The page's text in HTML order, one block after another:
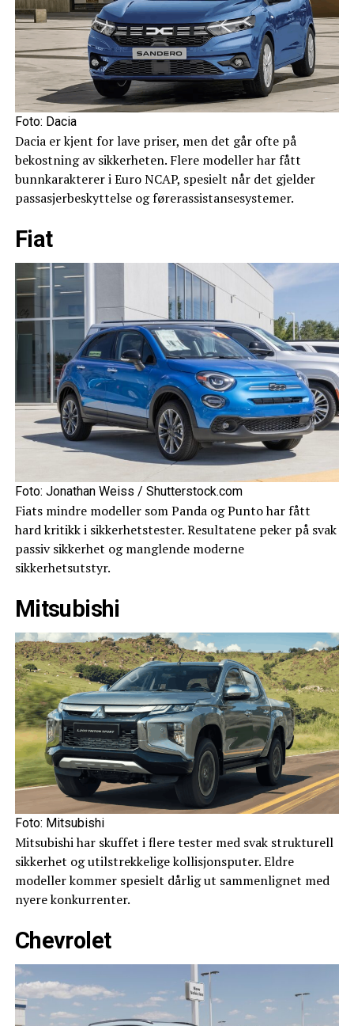
Foto: Dacia
Dacia er kjent for lave priser, men det går ofte på
bekostning av sikkerheten. Flere modeller har fått
bunnkarakterer i Euro NCAP, spesielt når det gjelder
passasjerbeskyttelse og førerassistansesystemer.
Fiat
Foto: Jonathan Weiss / Shutterstock.com
Fiats mindre modeller som Panda og Punto har fått
hard kritikk i sikkerhetstester. Resultatene peker på svak
passiv sikkerhet og manglende moderne
sikkerhetsutstyr.
Mitsubishi
Foto: Mitsubishi
Mitsubishi har skuffet i flere tester med svak strukturell
sikkerhet og utilstrekkelige kollisjonsputer. Eldre
modeller kommer spesielt dårlig ut sammenlignet med
nyere konkurrenter.
Chevrolet